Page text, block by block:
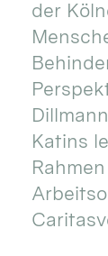
der
Katins